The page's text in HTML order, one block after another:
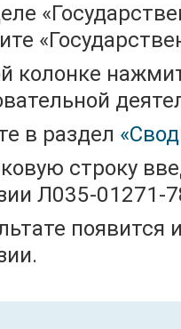
колонке
в раздел
строку
Л035-01271-